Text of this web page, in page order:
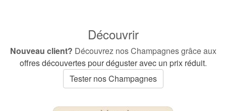
Découvrir
Nouveau client? Découvrez nos Champagnes grâce aux
offres découvertes pour déguster avec un prix réduit.
Tester nos Champagnes